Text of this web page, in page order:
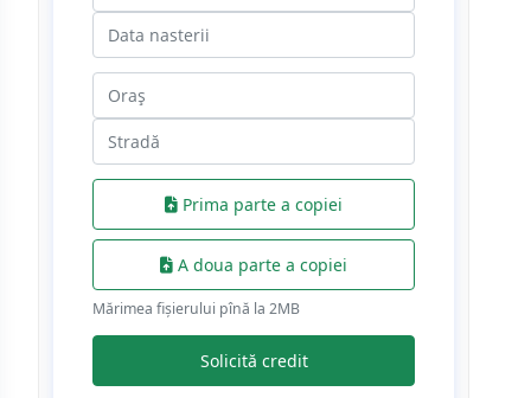
Prima parte a copiei
A doua parte a copiei
Mărimea fișierului pînă la 2МB
Solicită credit